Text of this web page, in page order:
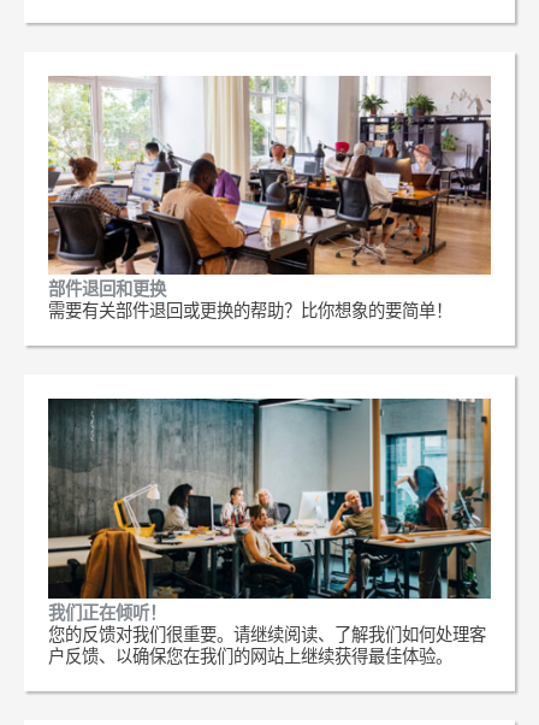
部件退回和更换
需要有关部件退回或更换的帮助？比你想象的要简单！
我们正在倾听！
您的反馈对我们很重要。请继续阅读、了解我们如何处理客
户反馈、以确保您在我们的网站上继续获得最佳体验。